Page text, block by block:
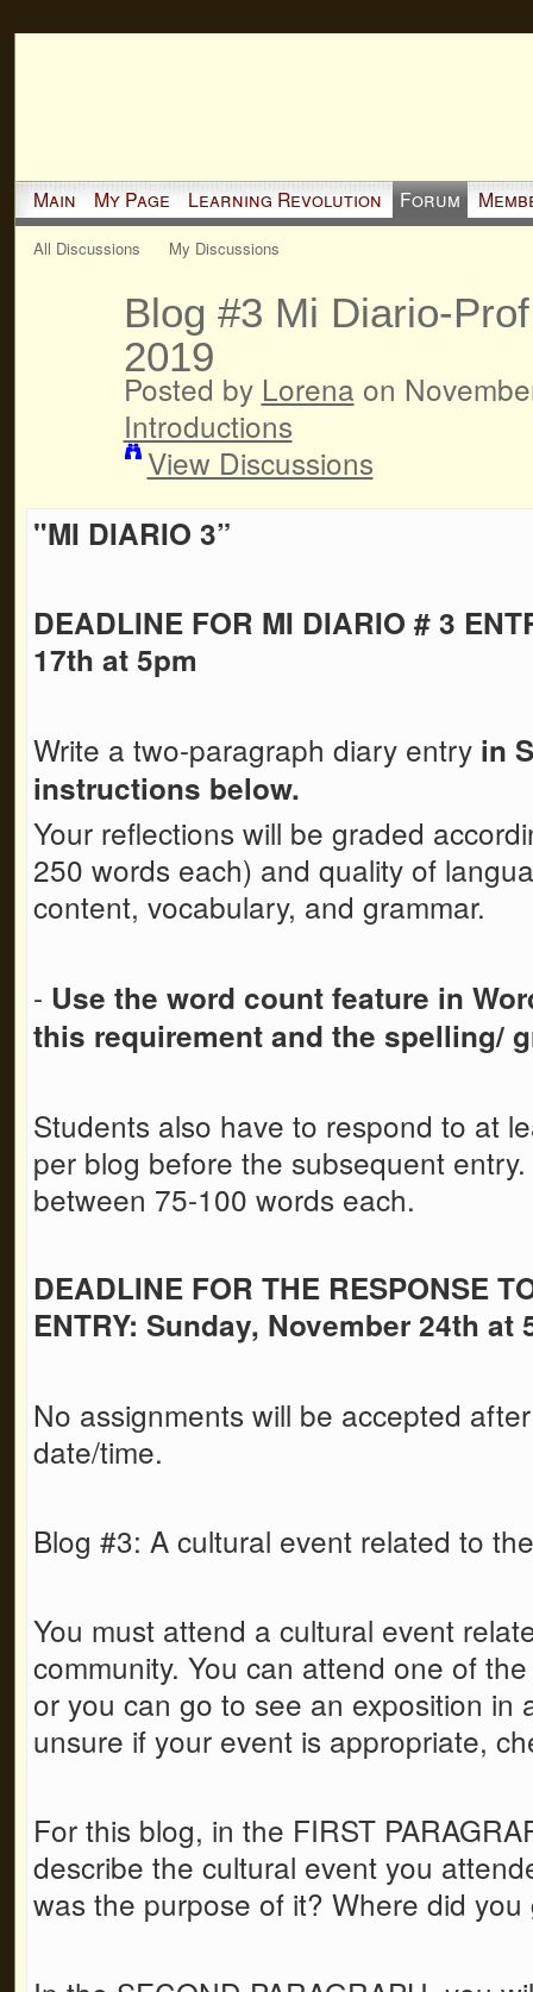
Main My Page Learning Revolution Forum
All Discussions My Discussions
Blog #3 Mi Diario-
2019
Posted by Lorena on
Introductions
View Discussions
"MI DIARIO 3”
DEADLINE FOR MI DIARIO # 3
17th at 5pm
Write a two-paragraph diary entry in
instructions below.
Your reflections will be graded
250 words each) and quality of
content, vocabulary, and grammar.
- Use the word count feature in
this requirement and the spelling/
Students also have to respond to at
per blog before the subsequent
between 75-100 words each.
DEADLINE FOR THE RESPONSE
ENTRY: Sunday, November 24th at
No assignments will be accepted
date/time.
Blog #3: A cultural event related to
You must attend a cultural event
community. You can attend one of
or you can go to see an exposition in
unsure if your event is appropriate,
For this blog, in the FIRST
describe the cultural event you
was the purpose of it? Where did